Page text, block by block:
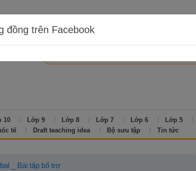
10 Lớp 9 Lớp 8 Lớp 7 Lớp 6 Lớp 5
tế Draft teaching idea Bộ sưu tập Tin tức
_ Bài tập bổ trợ
đồng trên Facebook